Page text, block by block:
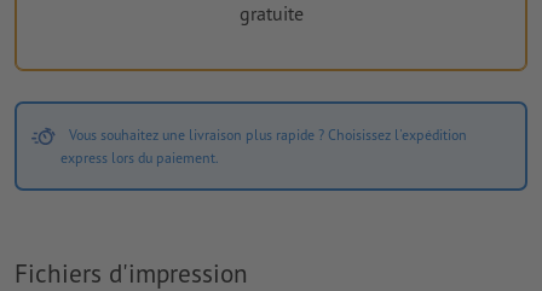
gratuite
Vous souhaitez une livraison plus rapide ? Choisissez l'expédition
express lors du paiement.
Fichiers d'impression